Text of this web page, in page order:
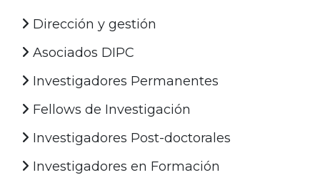
Dirección y gestión
Asociados DIPC
Investigadores Permanentes
Fellows de Investigación
Investigadores Post-doctorales
Investigadores en Formación